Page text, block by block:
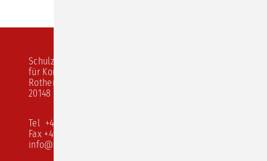
Schulz von Thun Institut
für Kommunikation
Rothenbaumchaussee 20
20148 Hamburg
Tel +49 40 413 526 10
Fax +49 40 413 526 68
info@schulz-von-thun.de